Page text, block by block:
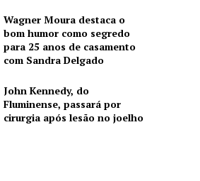
Wagner Moura destaca o
bom humor como segredo
para 25 anos de casamento
com Sandra Delgado
John Kennedy, do
Fluminense, passará por
cirurgia após lesão no joelho